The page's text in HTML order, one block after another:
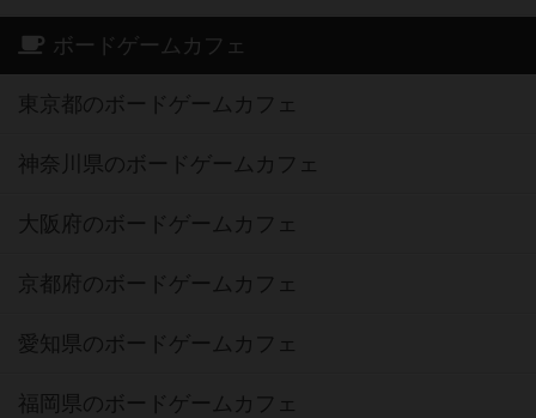
ボードゲームカフェ
東京都のボードゲームカフェ
神奈川県のボードゲームカフェ
大阪府のボードゲームカフェ
京都府のボードゲームカフェ
愛知県のボードゲームカフェ
福岡県のボードゲームカフェ